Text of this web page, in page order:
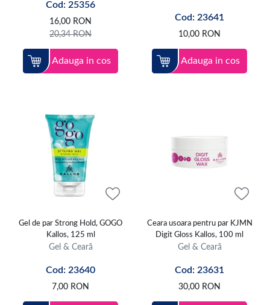
Cod: 25356
16,00 RON
20,34RON
Adauga in cos
Cod: 23641
10,00 RON
Adauga in cos
Gel de par Strong Hold, GOGO
Kallos, 125 ml
Gel & Ceară
Cod: 23640
7,00 RON
Ceara usoara pentru par KJMN
Digit Gloss Kallos, 100 ml
Gel & Ceară
Cod: 23631
30,00 RON